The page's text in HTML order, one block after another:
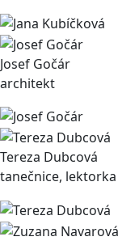
Josef Gočár
architekt
Tereza Dubcová
tanečnice, lektorka